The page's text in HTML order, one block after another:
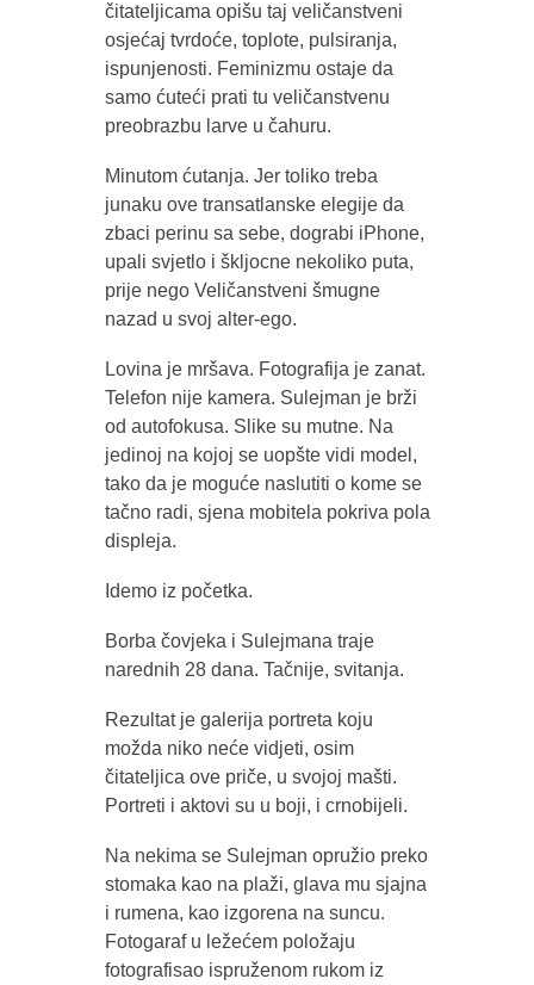
čitateljicama opišu taj veličanstveni
osjećaj tvrdoće, toplote, pulsiranja,
ispunjenosti. Feminizmu ostaje da
samo ćuteći prati tu veličanstvenu
preobrazbu larve u čahuru.
Minutom ćutanja. Jer toliko treba
junaku ove transatlanske elegije da
zbaci perinu sa sebe, dograbi iPhone,
upali svjetlo i škljocne nekoliko puta,
prije nego Veličanstveni šmugne
nazad u svoj alter-ego.
Lovina je mršava. Fotografija je zanat.
Telefon nije kamera. Sulejman je brži
od autofokusa. Slike su mutne. Na
jedinoj na kojoj se uopšte vidi model,
tako da je moguće naslutiti o kome se
tačno radi, sjena mobitela pokriva pola
displeja.
Idemo iz početka.
Borba čovjeka i Sulejmana traje
narednih 28 dana. Tačnije, svitanja.
Rezultat je galerija portreta koju
možda niko neće vidjeti, osim
čitateljica ove priče, u svojoj mašti.
Portreti i aktovi su u boji, i crnobijeli.
Na nekima se Sulejman opružio preko
stomaka kao na plaži, glava mu sjajna
i rumena, kao izgorena na suncu.
Fotogaraf u ležećem položaju
fotografisao ispruženom rukom iz